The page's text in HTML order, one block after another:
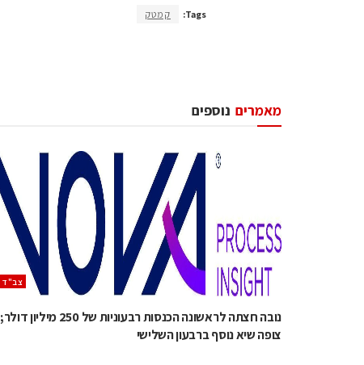
Tags: קמטק
נוספים מאמרים
‫צב"ד‬
נובה חצתה לראשונה הכנסות רבעוניות של 250 מיליון דולר;
צופה שיא נוסף ברבעון השלישי